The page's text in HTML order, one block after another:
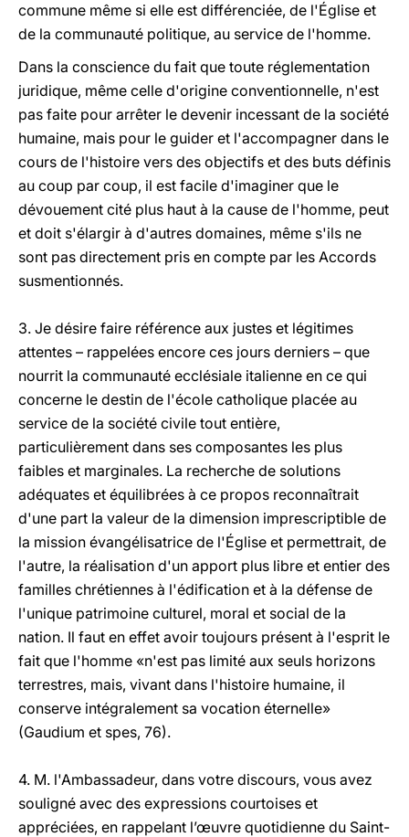
commune même si elle est différenciée, de l'Église et
de la communauté politique, au service de l'homme.
Dans la conscience du fait que toute réglementation
juridique, même celle d'origine conventionnelle, n'est
pas faite pour arrêter le devenir incessant de la société
humaine, mais pour le guider et l'accompagner dans le
cours de l'histoire vers des objectifs et des buts définis
au coup par coup, il est facile d'imaginer que le
dévouement cité plus haut à la cause de l'homme, peut
et doit s'élargir à d'autres domaines, même s'ils ne
sont pas directement pris en compte par les Accords
susmentionnés.
3. Je désire faire référence aux justes et légitimes
attentes – rappelées encore ces jours derniers – que
nourrit la communauté ecclésiale italienne en ce qui
concerne le destin de l'école catholique placée au
service de la société civile tout entière,
particulièrement dans ses composantes les plus
faibles et marginales. La recherche de solutions
adéquates et équilibrées à ce propos reconnaîtrait
d'une part la valeur de la dimension imprescriptible de
la mission évangélisatrice de l'Église et permettrait, de
l'autre, la réalisation d'un apport plus libre et entier des
familles chrétiennes à l'édification et à la défense de
l'unique patrimoine culturel, moral et social de la
nation. Il faut en effet avoir toujours présent à l'esprit le
fait que l'homme «n'est pas limité aux seuls horizons
terrestres, mais, vivant dans l'histoire humaine, il
conserve intégralement sa vocation éternelle»
(Gaudium et spes, 76).
4. M. l'Ambassadeur, dans votre discours, vous avez
souligné avec des expressions courtoises et
appréciées, en rappelant l’œuvre quotidienne du Saint-